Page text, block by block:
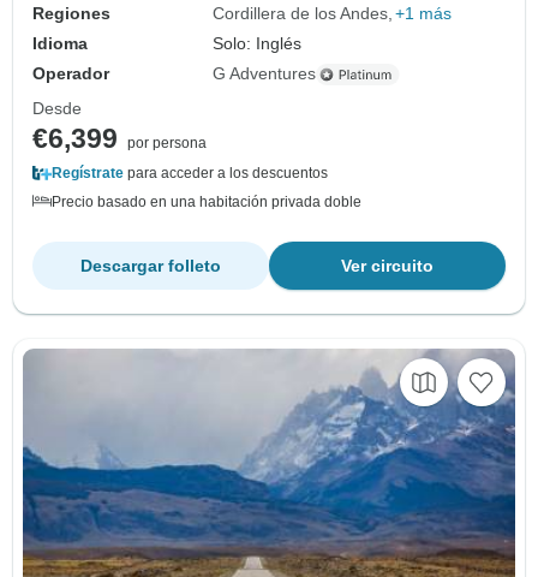
Regiones
Cordillera de los Andes +1 más
Idioma
Solo: Inglés
Operador
G Adventures
Desde
€6,399
por persona
Regístrate para acceder a los descuentos
Precio basado en una habitación privada doble
Ver circuito
Descargar folleto